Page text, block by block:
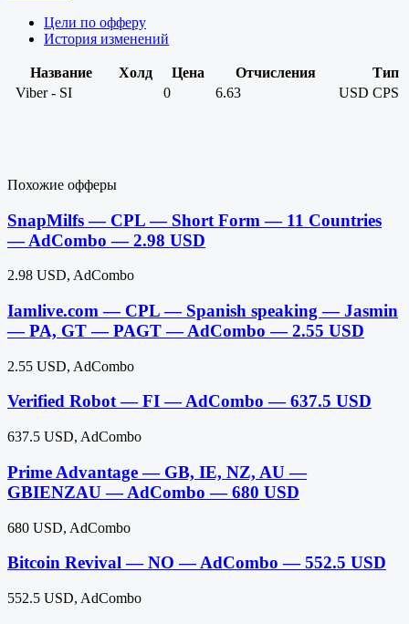
Цели по офферу
История изменений
Название Холд Цена Отчисления
Тип
Viber - SI
0 6.63 USD CPS
Похожие офферы
SnapMilfs — CPL — Short Form — 11 Countries
— AdCombo — 2.98 USD
2.98 USD, AdCombo
Iamlive.com — CPL — Spanish speaking — Jasmin
— PA, GT — PAGT — AdCombo — 2.55 USD
2.55 USD, AdCombo
Verified Robot — FI — AdCombo — 637.5 USD
637.5 USD, AdCombo
Prime Advantage — GB, IE, NZ, AU —
GBIENZAU — AdCombo — 680 USD
680 USD, AdCombo
Bitcoin Revival — NO — AdCombo — 552.5 USD
552.5 USD, AdCombo